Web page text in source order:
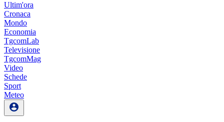
Ultim'ora
Cronaca
Mondo
Economia
TgcomLab
Televisione
TgcomMag
Video
Schede
Sport
Meteo